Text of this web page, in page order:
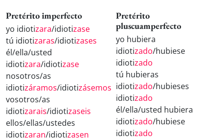
Pretérito imperfecto
yo idiotizara/idiotizase
tú idiotizaras/idiotizases
él/ella/usted
idiotizara/idiotizase
nosotros/as
idiotizáramos/idiotizásemos
vosotros/as
idiotizarais/idiotizaseis
ellos/ellas/ustedes
idiotizaran/idiotizasen
Pretérito
pluscuamperfecto
yo hubiera
idiotizado/hubiese
idiotizado
tú hubieras
idiotizado/hubieses
idiotizado
él/ella/usted hubiera
idiotizado/hubiese
idiotizado